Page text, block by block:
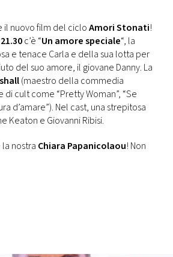
il nuovo film del cicloAmori Stonati!
21.30c’è “Un amore speciale“, la
e tenace Carla e della sua lotta per
del suo amore, il giovane Danny. La
(maestro della commedia
cult come “Pretty Woman”, “Se
d’amare”). Nel cast, una strepitosa
Keaton e Giovanni Ribisi.
nostra Chiara Papanicolaou! Non